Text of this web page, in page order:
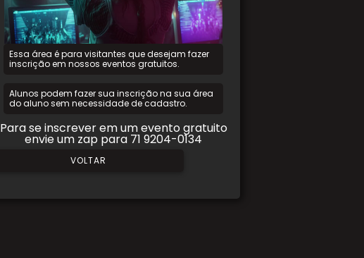
Essa área é para visitantes que desejam fazer
inscrição em nossos eventos gratuitos.
Alunos podem fazer sua inscrição na sua área
do aluno sem necessidade de cadastro.
Para se inscrever em um evento gratuito
envie um zap para 71 9204-0134
VOLTAR